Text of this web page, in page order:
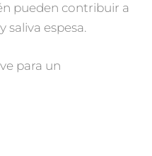
pueden contribuir a
saliva espesa.
para un